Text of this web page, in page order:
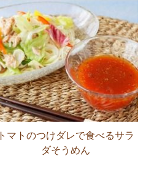
トマトのつけダレで食べるサラ
ダそうめん